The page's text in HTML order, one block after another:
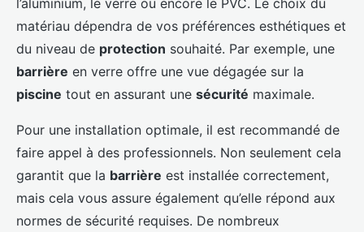
l’aluminium, le verre ou encore le PVC. Le choix du
matériau dépendra de vos préférences esthétiques et
du niveau de protection souhaité. Par exemple, une
barrière en verre offre une vue dégagée sur la
piscine tout en assurant une sécurité maximale.
Pour une installation optimale, il est recommandé de
faire appel à des professionnels. Non seulement cela
garantit que la barrière est installée correctement,
mais cela vous assure également qu’elle répond aux
normes de sécurité requises. De nombreux